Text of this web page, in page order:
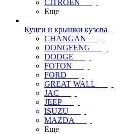
CITROEN
Еще
Кунги и крышки кузова
CHANGAN
DONGFENG
DODGE
FOTON
FORD
GREAT WALL
JAC
JEEP
ISUZU
MAZDA
Еще